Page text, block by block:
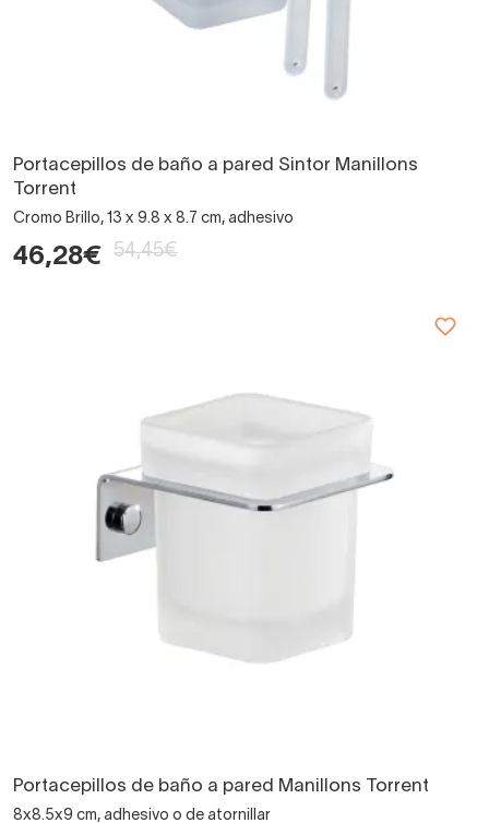
Portacepillos de baño a pared Sintor Manillons
Torrent
Cromo Brillo, 13 x 9.8 x 8.7 cm, adhesivo
46,28€ 54,45€
Portacepillos de baño a pared Manillons Torrent
8x8.5x9 cm, adhesivo o de atornillar